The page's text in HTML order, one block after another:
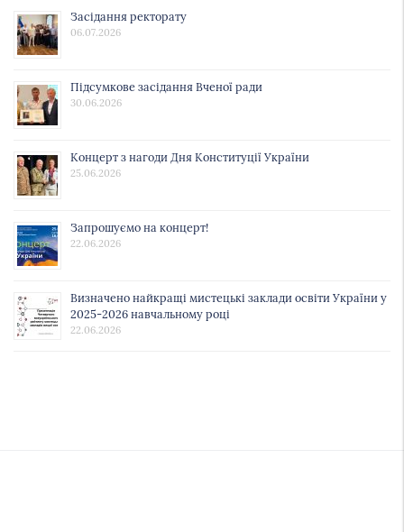
Засідання ректорату
06.07.2026
Підсумкове засідання Вченої ради
30.06.2026
Концерт з нагоди Дня Конституції України
25.06.2026
Запрошуємо на концерт!
22.06.2026
Визначено найкращі мистецькі заклади освіти України у
2025-2026 навчальному році
22.06.2026